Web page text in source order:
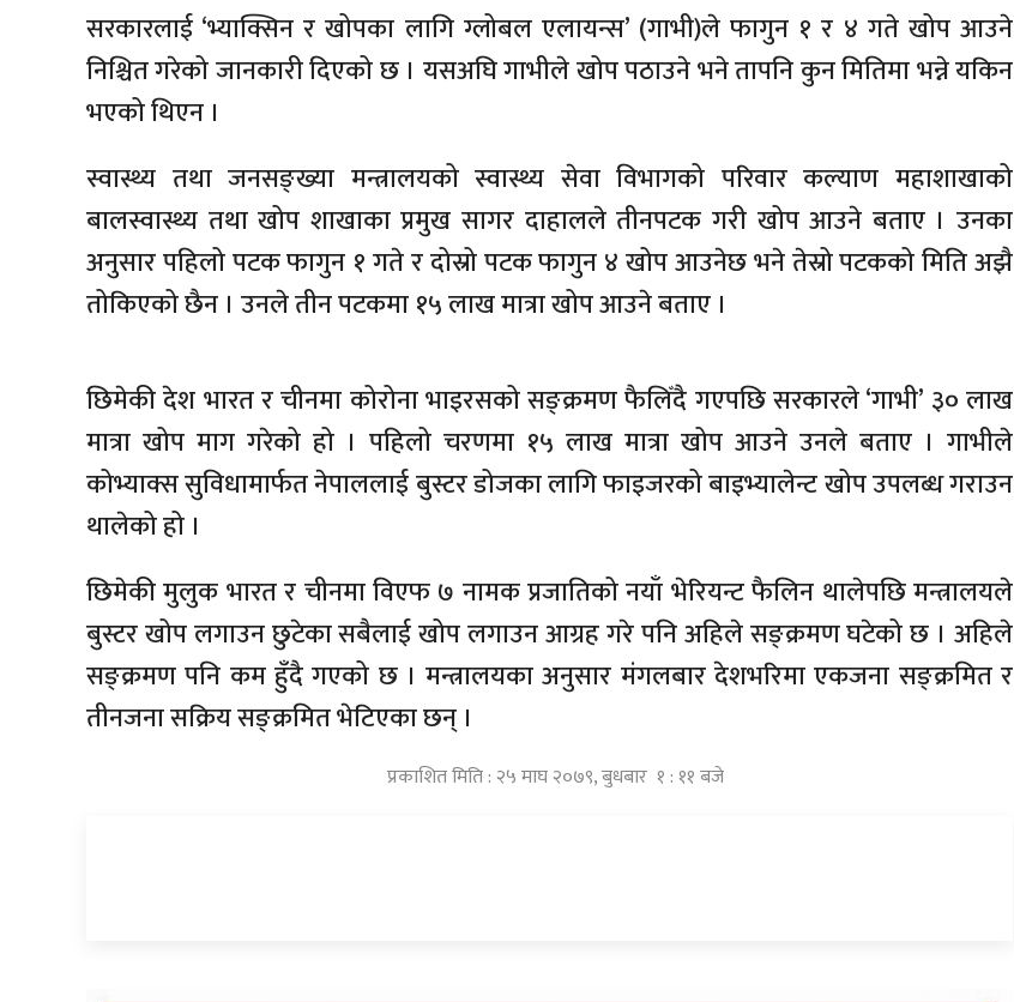
सरकारलाई ‘भ्याक्सिन र खोपका लागि ग्लोबल एलायन्स’ (गाभी)ले फागुन १ र ४ गते खोप आउने
निश्चित गरेको जानकारी दिएको छ । यसअघि गाभीले खोप पठाउने भने तापनि कुन मितिमा भन्ने यकिन
भएको थिएन ।
स्वास्थ्य तथा जनसङ्ख्या मन्त्रालयको स्वास्थ्य सेवा विभागको परिवार कल्याण महाशाखाको
बालस्वास्थ्य तथा खोप शाखाका प्रमुख सागर दाहालले तीनपटक गरी खोप आउने बताए । उनका
अनुसार पहिलो पटक फागुन १ गते र दोस्रो पटक फागुन ४ खोप आउनेछ भने तेस्रो पटकको मिति अझै
तोकिएको छैन । उनले तीन पटकमा १५ लाख मात्रा खोप आउने बताए ।
छिमेकी देश भारत र चीनमा कोरोना भाइरसको सङ्क्रमण फैलिँदै गएपछि सरकारले ‘गाभी’ ३० लाख
मात्रा खोप माग गरेको हो । पहिलो चरणमा १५ लाख मात्रा खोप आउने उनले बताए । गाभीले
कोभ्याक्स सुविधामार्फत नेपाललाई बुस्टर डोजका लागि फाइजरको बाइभ्यालेन्ट खोप उपलब्ध गराउन
थालेको हो ।
छिमेकी मुलुक भारत र चीनमा विएफ ७ नामक प्रजातिको नयाँ भेरियन्ट फैलिन थालेपछि मन्त्रालयले
बुस्टर खोप लगाउन छुटेका सबैलाई खोप लगाउन आग्रह गरे पनि अहिले सङ्क्रमण घटेको छ । अहिले
सङ्क्रमण पनि कम हुँदै गएको छ । मन्त्रालयका अनुसार मंगलबार देशभरिमा एकजना सङ्क्रमित र
तीनजना सक्रिय सङ्क्रमित भेटिएका छन् ।
प्रकाशित मिति : २५ माघ २०७९, बुधबार १ : ११ बजे